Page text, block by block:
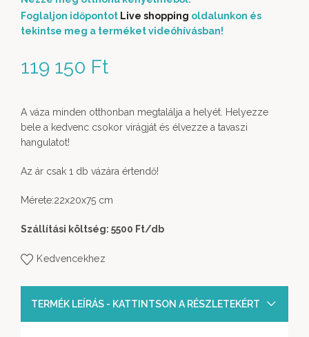
119 150 Ft
Foglaljon időpontot Live shopping oldalunkon és
tekintse meg a terméket videóhívásban!
A váza minden otthonban megtalálja a helyét. Helyezze
bele a kedvenc csokor virágját és élvezze a tavaszi
hangulatot!
Az ár csak 1 db vázára értendő!
Mérete:22x20x75 cm
Szállítási költség: 5500 Ft/db
Kedvencekhez
TERMÉK LEÍRÁS - KATTINTSON A RÉSZLETEKÉRT